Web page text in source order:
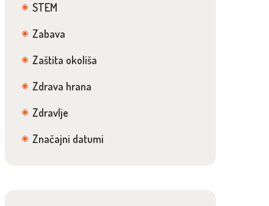
STEM
Zabava
Zaštita okoliša
Zdrava hrana
Zdravlje
Značajni datumi